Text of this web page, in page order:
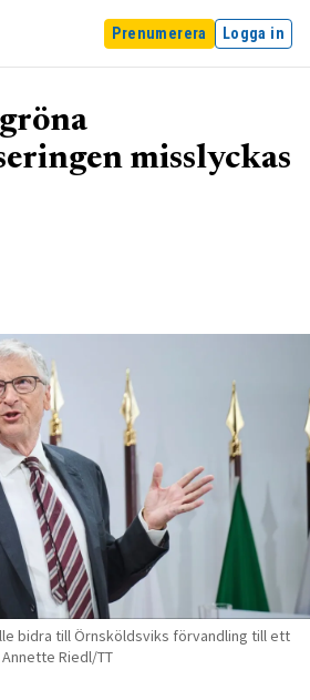
Prenumerera Logga in
misslyckas
bidra till Örnsköldsviks förvandling till ett
Riedl/TT